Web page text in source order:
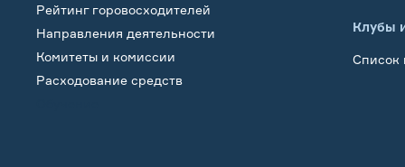
Рейтинг горовосходителей
Направления деятельности
Комитеты и комиссии
Расходование средств
Клубы
Список